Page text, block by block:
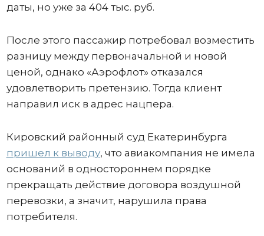
даты, но уже за 404 тыс. руб.
После этого пассажир потребовал возместить
разницу между первоначальной и новой
ценой, однако «Аэрофлот» отказался
удовлетворить претензию. Тогда клиент
направил иск в адрес нацпера.
Кировский районный суд Екатеринбурга
пришел к выводу, что авиакомпания не имела
оснований в одностороннем порядке
прекращать действие договора воздушной
перевозки, а значит, нарушила права
потребителя.